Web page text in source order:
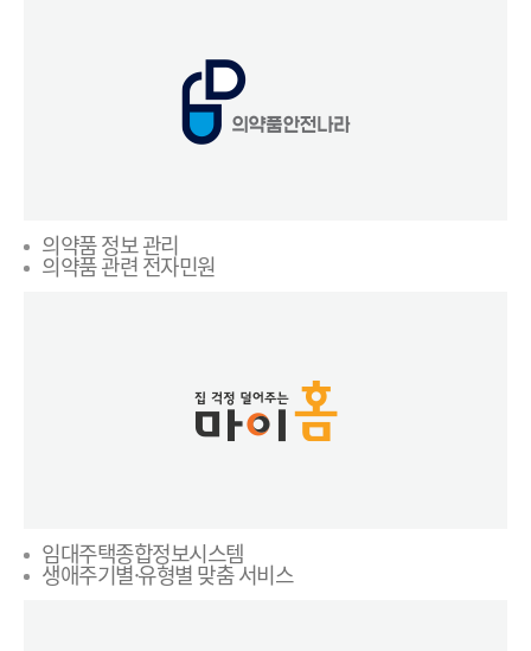
의약품 정보 관리
의약품 관련 전자민원
임대주택종합정보시스템
생애주기별·유형별 맞춤 서비스